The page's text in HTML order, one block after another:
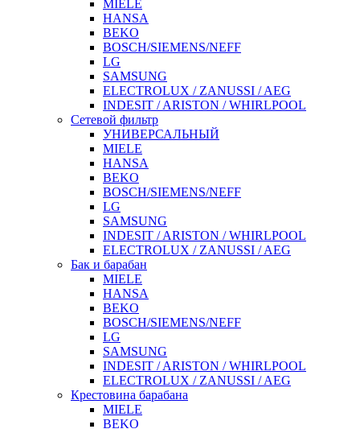
MIELE
HANSA
BEKO
BOSCH/SIEMENS/NEFF
LG
SAMSUNG
ELECTROLUX / ZANUSSI / AEG
INDESIT / ARISTON / WHIRLPOOL
Сетевой фильтр
УНИВЕРСАЛЬНЫЙ
MIELE
HANSA
BEKO
BOSCH/SIEMENS/NEFF
LG
SAMSUNG
INDESIT / ARISTON / WHIRLPOOL
ELECTROLUX / ZANUSSI / AEG
Бак и барабан
MIELE
HANSA
BEKO
BOSCH/SIEMENS/NEFF
LG
SAMSUNG
INDESIT / ARISTON / WHIRLPOOL
ELECTROLUX / ZANUSSI / AEG
Крестовина барабана
MIELE
BEKO